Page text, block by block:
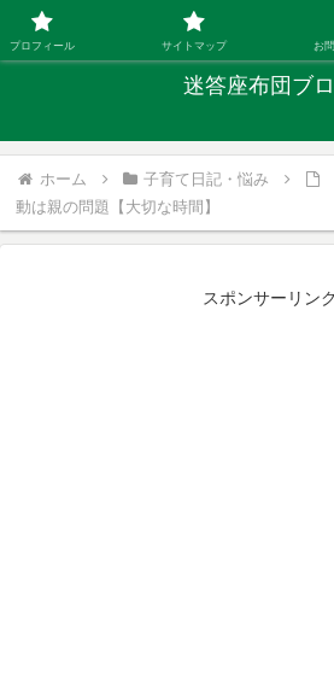
「ひとり親」40代シングルファザ
迷答座布団ブ
ホーム 子育て日記・悩み
動は親の問題【大切な時間】
スポンサーリンク
プロフィール サイトマップ お